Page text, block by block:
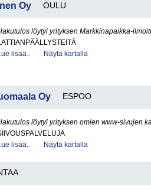
Oy OULU
löytyi yrityksen Markkinapaikka-
lisää..
Näytä kartalla
Oy ESPOO
löytyi yrityksen omien www-sivujen
lisää..
Näytä kartalla